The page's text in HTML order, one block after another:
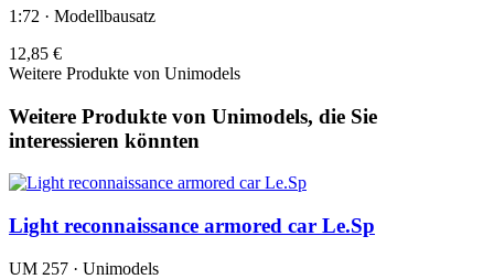
1:72 · Modellbausatz
12,85 €
Weitere Produkte von Unimodels
Weitere Produkte von Unimodels, die Sie
interessieren könnten
Light reconnaissance armored car Le.Sp
UM 257 · Unimodels